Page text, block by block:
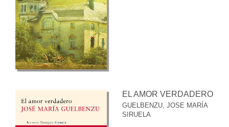
EL AMOR VERDADERO
GUELBENZU, JOSE MARÍA
SIRUELA